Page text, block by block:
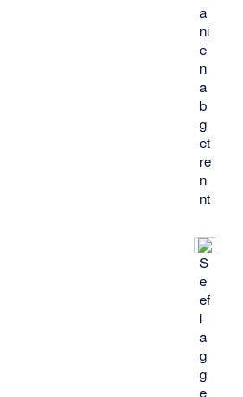
a
ni
e
n
a
b
g
et
re
n
nt
S
e
ef
l
a
g
g
e